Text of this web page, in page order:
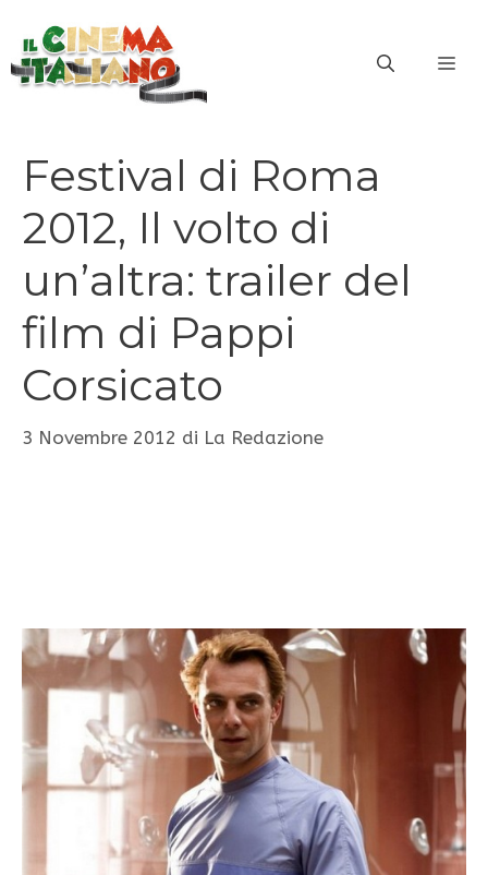
contenuto
Festival di Roma
2012, Il volto di
un’altra: trailer del
film di Pappi
Corsicato
3 Novembre 2012 di La Redazione